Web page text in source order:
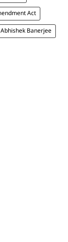
Act
Abhishek Banerjee